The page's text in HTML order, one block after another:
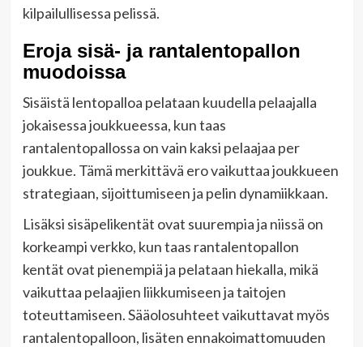
kilpailullisessa pelissä.
Eroja sisä- ja rantalentopallon
muodoissa
Sisäistä lentopalloa pelataan kuudella pelaajalla
jokaisessa joukkueessa, kun taas
rantalentopallossa on vain kaksi pelaajaa per
joukkue. Tämä merkittävä ero vaikuttaa joukkueen
strategiaan, sijoittumiseen ja pelin dynamiikkaan.
Lisäksi sisäpelikentät ovat suurempia ja niissä on
korkeampi verkko, kun taas rantalentopallon
kentät ovat pienempiä ja pelataan hiekalla, mikä
vaikuttaa pelaajien liikkumiseen ja taitojen
toteuttamiseen. Sääolosuhteet vaikuttavat myös
rantalentopalloon, lisäten ennakoimattomuuden